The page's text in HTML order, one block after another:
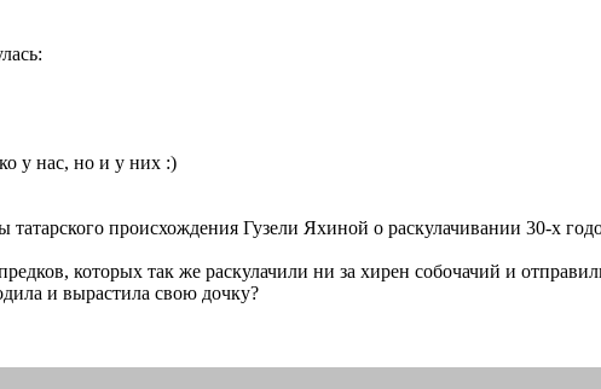
у нас, но и у них :)
происхождения Гузели Яхиной о раскулачивании 30-х
которых так же раскулачили ни за хирен собочачий и
и вырастила свою дочку?